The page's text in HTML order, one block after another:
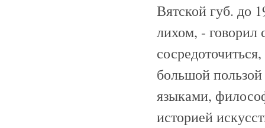
Вятской губ. до
лихом, - говорил
большой
языками,
историей